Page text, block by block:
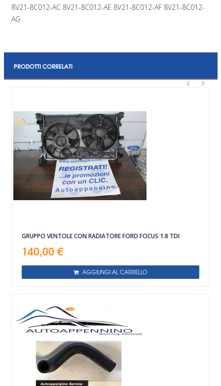
8V21-8C012-AC 8V21-8C012-AE 8V21-8C012-AF 8V21-8C012-
AG
PRODOTTI CORRELATI
‹ ›
GRUPPO VENTOLE CON RADIATORE FORD FOCUS 1.8 TDI
140,00 €
AGGIUNGI AL CARRELLO